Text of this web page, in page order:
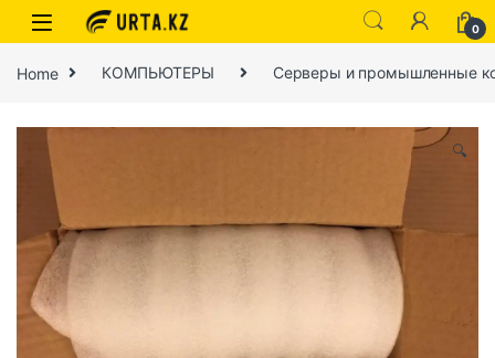
0
Home КОМПЬЮТЕРЫ Серверы и промышленные
🔍